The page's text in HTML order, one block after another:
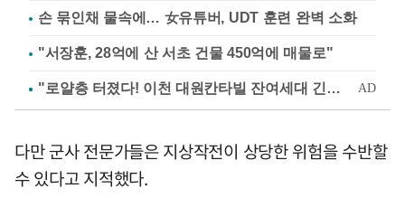
손 묶인채 물속에… 女유튜버, UDT 훈련 완벽 소화
"서장훈, 28억에 산 서초 건물 450억에 매물로"
다만 군사 전문가들은 지상작전이 상당한 위험을 수반할
수 있다고 지적했다.